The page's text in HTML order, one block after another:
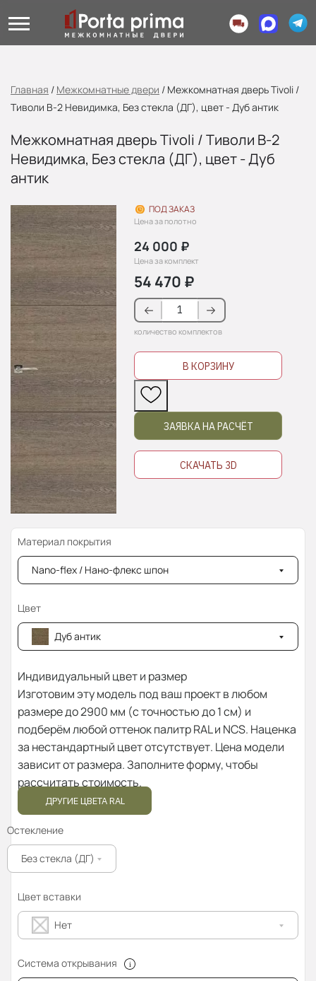
Главная / Межкомнатные двери / Межкомнатная дверь Tivoli /
Тиволи В-2 Невидимка, Без стекла (ДГ), цвет - Дуб антик
Межкомнатная дверь Tivoli / Тиволи В-2
Невидимка, Без стекла (ДГ), цвет - Дуб
антик
ПОД ЗАКАЗ
Цена за полотно
24 000 ₽
Цена за комплект
54 470 ₽
количество комплектов
В КОРЗИНУ
ЗАЯВКА НА РАСЧЁТ
СКАЧАТЬ 3D
Материал покрытия
Nano-flex / Нано-флекс шпон
Цвет
Дуб антик
Индивидуальный цвет и размер
Изготовим эту модель под ваш проект в любом
размере до 2900 мм (с точностью до 1 см) и
подберём любой оттенок палитр RAL и NCS. Наценка
за нестандартный цвет отсутствует. Цена модели
зависит от размера. Заполните форму, чтобы
рассчитать стоимость.
ДРУГИЕ ЦВЕТА RAL
Остекление
Без стекла (ДГ)
Цвет вставки
Нет
Система открывания